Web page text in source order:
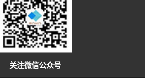
关注微信公众号